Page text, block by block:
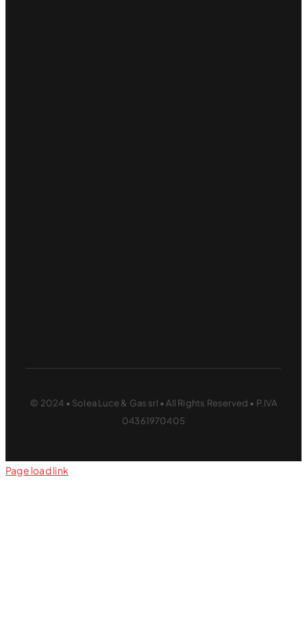
© 2024 • Solea Luce & Gas srl • All Rights Reserved • P.IVA
04361970405
Page load link